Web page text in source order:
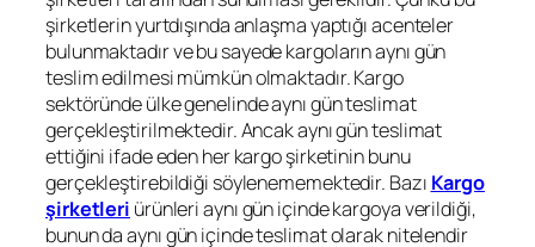
şirketlerin yurtdışında anlaşma yaptığı acenteler
bulunmaktadır ve bu sayede kargoların aynı gün
teslim edilmesi mümkün olmaktadır. Kargo
sektöründe ülke genelinde aynı gün teslimat
gerçekleştirilmektedir. Ancak aynı gün teslimat
ettiğini ifade eden her kargo şirketinin bunu
gerçekleştirebildiği söylenememektedir. Bazı Kargo
şirketleri ürünleri aynı gün içinde kargoya verildiği,
bunun da aynı gün içinde teslimat olarak nitelendir